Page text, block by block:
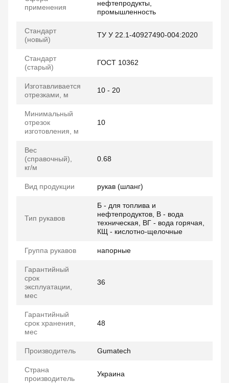
применения
нефтепродукты,
промышленность
Стандарт
(новый)
ТУ У 22.1-40927490-004:2020
Стандарт
(старый)
ГОСТ 10362
Изготавливается
отрезками, м
10 - 20
Минимальный
отрезок
изготовления, м
10
Вес
(справочный),
кг/м
0.68
Вид продукции рукав (шланг)
Тип рукавов
Б - для топлива и
нефтепродуктов, В - вода
техническая, ВГ - вода горячая,
КЩ - кислотно-щелочные
Группа рукавов напорные
Гарантийный
срок
эксплуатации,
мес
36
Гарантийный
срок хранения,
мес
48
Производитель Gumatech
Страна
производитель
Украина